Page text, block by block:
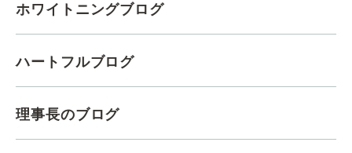
ホワイトニングブログ
ハートフルブログ
理事長のブログ